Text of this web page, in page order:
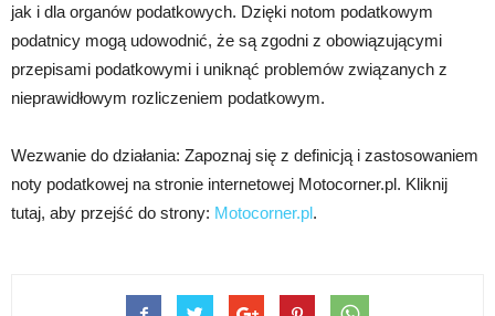
jak i dla organów podatkowych. Dzięki notom podatkowym
podatnicy mogą udowodnić, że są zgodni z obowiązującymi
przepisami podatkowymi i uniknąć problemów związanych z
nieprawidłowym rozliczeniem podatkowym.
Wezwanie do działania: Zapoznaj się z definicją i zastosowaniem
noty podatkowej na stronie internetowej Motocorner.pl. Kliknij
tutaj, aby przejść do strony: Motocorner.pl.